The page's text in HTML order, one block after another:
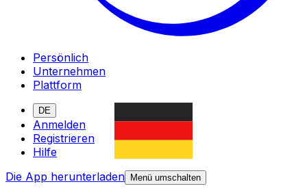
Persönlich
Unternehmen
Plattform
DE
Anmelden
Registrieren
Hilfe
Die App herunterladen
Menü umschalten